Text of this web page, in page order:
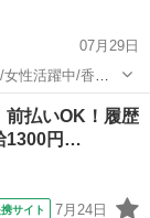
07月29日
性活躍中/香川
ト> とにかく自
税務や会計業務の
前払いOK！履歴
1300円…
サイト 7月24日